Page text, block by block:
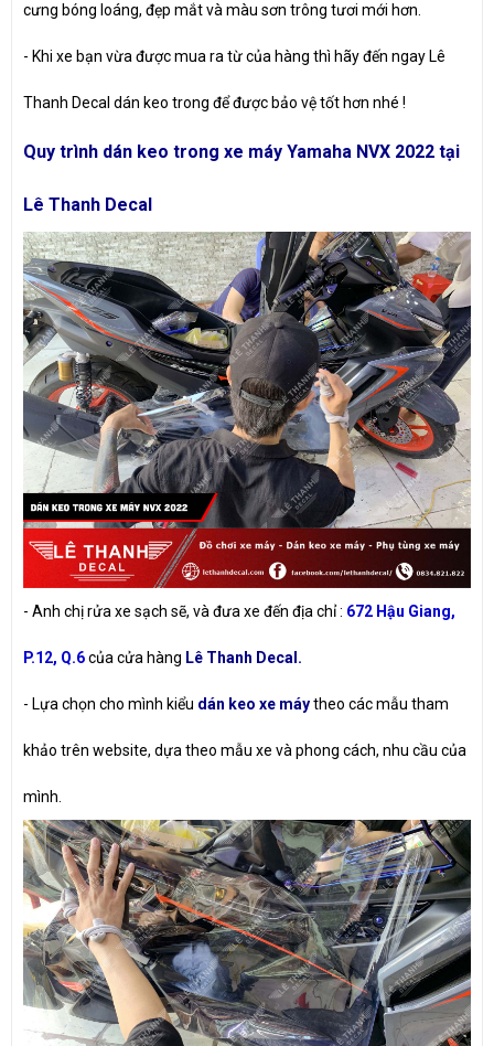
cưng bóng loáng, đẹp mắt và màu sơn trông tươi mới hơn.
- Khi xe bạn vừa được mua ra từ của hàng thì hãy đến ngay Lê
Thanh Decal dán keo trong để được bảo vệ tốt hơn nhé !
Quy trình dán keo trong xe máy Yamaha NVX 2022 tại
Lê Thanh Decal
- Anh chị rửa xe sạch sẽ, và đưa xe đến địa chỉ : 672 Hậu Giang,
P.12, Q.6của cửa hàng Lê Thanh Decal.
- Lựa chọn cho mình kiểu dán keo xe máytheo các mẫu tham
khảo trên website, dựa theo mẫu xe và phong cách, nhu cầu của
mình.